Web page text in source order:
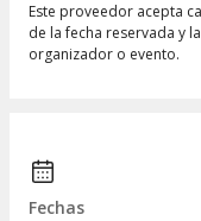
Este proveedor acepta
de la fecha reservada y
organizador o evento.
Fechas